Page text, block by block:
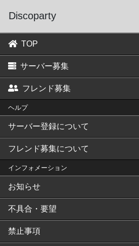
Discoparty
TOP
サーバー募集
フレンド募集
ヘルプ
サーバー登録について
フレンド募集について
インフォメーション
お知らせ
不具合・要望
禁止事項